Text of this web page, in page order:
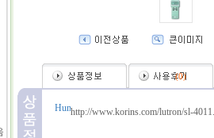
(0)
http://www.korins.com/lutron/sl-